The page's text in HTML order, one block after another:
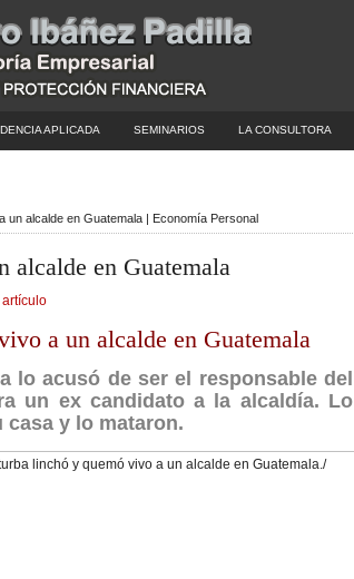
APLICADA SEMINARIOS LA CONSULTORA
un alcalde en Guatemala | Economía Personal
alcalde en Guatemala
artículo
a un alcalde en Guatemala
lo acusó de ser el responsable del
un ex candidato a la alcaldía. Lo
casa y lo mataron.